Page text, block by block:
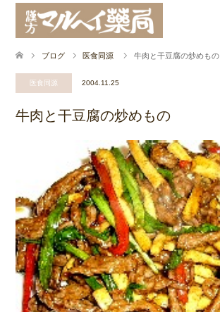
ブログ 医食同源 牛肉と干豆腐の炒めもの
医食同源 2004.11.25
牛肉と干豆腐の炒めもの